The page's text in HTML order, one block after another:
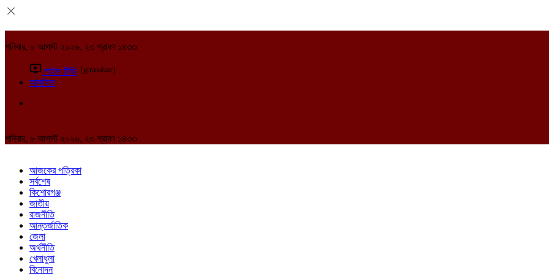
শনিবার, ৮ আগস্ট ২০২৬, ২৩ শ্রাবণ ১৪৩৩
লাইভ টিভি [gtranslate]
আর্কাইভ
শনিবার, ৮ আগস্ট ২০২৬, ২৩ শ্রাবণ ১৪৩৩
আজকের পত্রিকা
সর্বশেষ
কিশোরগঞ্জ
জাতীয়
রাজনীতি
আন্তর্জাতিক
জেলা
অর্থনীতি
খেলাধুলা
বিনোদন